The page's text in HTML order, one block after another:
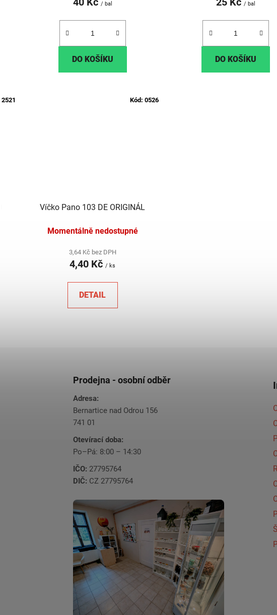
/ bal
DO KOŠÍKU
/ bal
DO KOŠÍKU
2521
Víčko Pano 103 DE ORIGINÁL
Momentálně nedostupné
3,64 Kč bez DPH
4,40 Kč/ ks
DETAIL
Kód: 0526
d
p
i
s
u
Prodejna - osobní odběr
Adresa:
Bernartice nad Odrou 156
741 01
Otevírací doba:
Po–Pá: 8:00 – 14:30
IČO: 27795764
DIČ: CZ 27795764